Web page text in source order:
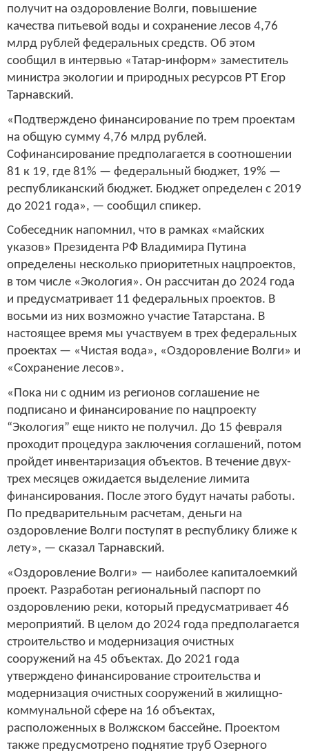
получит на оздоровление Волги, повышение
качества питьевой воды и сохранение лесов 4,76
млрд рублей федеральных средств. Об этом
сообщил в интервью «Татар-информ» заместитель
министра экологии и природных ресурсов РТ Егор
Тарнавский.
«Подтверждено финансирование по трем проектам
на общую сумму 4,76 млрд рублей.
Софинансирование предполагается в соотношении
81 к 19, где 81% — федеральный бюджет, 19% —
республиканский бюджет. Бюджет определен с 2019
до 2021 года», — сообщил спикер.
Собеседник напомнил, что в рамках «майских
указов» Президента РФ Владимира Путина
определены несколько приоритетных нацпроектов,
в том числе «Экология». Он рассчитан до 2024 года
и предусматривает 11 федеральных проектов. В
восьми из них возможно участие Татарстана. В
настоящее время мы участвуем в трех федеральных
проектах — «Чистая вода», «Оздоровление Волги» и
«Сохранение лесов».
«Пока ни с одним из регионов соглашение не
подписано и финансирование по нацпроекту
“Экология” еще никто не получил. До 15 февраля
проходит процедура заключения соглашений, потом
пройдет инвентаризация объектов. В течение двух-
трех месяцев ожидается выделение лимита
финансирования. После этого будут начаты работы.
По предварительным расчетам, деньги на
оздоровление Волги поступят в республику ближе к
лету», — сказал Тарнавский.
«Оздоровление Волги» — наиболее капиталоемкий
проект. Разработан региональный паспорт по
оздоровлению реки, который предусматривает 46
мероприятий. В целом до 2024 года предполагается
строительство и модернизация очистных
сооружений на 45 объектах. До 2021 года
утверждено финансирование строительства и
модернизация очистных сооружений в жилищно-
коммунальной сфере на 16 объектах,
расположенных в Волжском бассейне. Проектом
также предусмотрено поднятие труб Озерного